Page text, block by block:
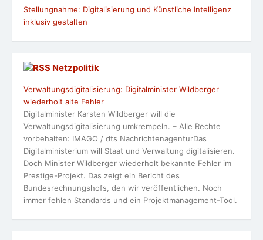
Stellungnahme: Digitalisierung und Künstliche Intelligenz
inklusiv gestalten
Netzpolitik
Verwaltungsdigitalisierung: Digitalminister Wildberger
wiederholt alte Fehler
Digitalminister Karsten Wildberger will die
Verwaltungsdigitalisierung umkrempeln. – Alle Rechte
vorbehalten: IMAGO / dts NachrichtenagenturDas
Digitalministerium will Staat und Verwaltung digitalisieren.
Doch Minister Wildberger wiederholt bekannte Fehler im
Prestige-Projekt. Das zeigt ein Bericht des
Bundesrechnungshofs, den wir veröffentlichen. Noch
immer fehlen Standards und ein Projektmanagement-Tool.